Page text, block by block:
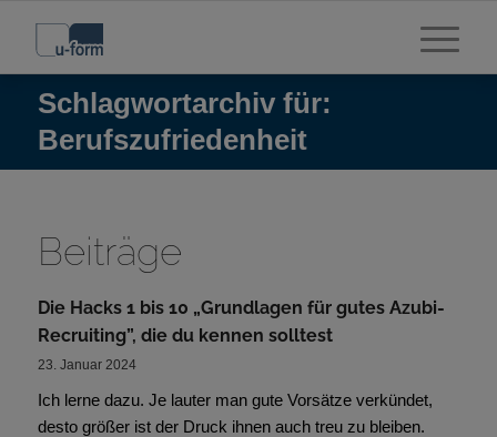
Schlagwortarchiv für:
Berufszufriedenheit
Beiträge
Die Hacks 1 bis 10 „Grundlagen für gutes Azubi-
Recruiting”, die du kennen solltest
23. Januar 2024
Ich lerne dazu. Je lauter man gute Vorsätze verkündet,
desto größer ist der Druck ihnen auch treu zu bleiben.